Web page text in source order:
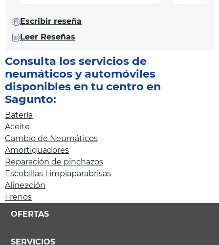
Escribir reseña
Leer Reseñas
Consulta los servicios de
neumáticos y automóviles
disponibles en tu centro en
Sagunto:
Batería
Aceite
Cambio de Neumáticos
Amortiguadores
Reparación de pinchazos
Escobillas Limpiaparabrisas
Alineación
Frenos
OFERTAS
SERVICIOS